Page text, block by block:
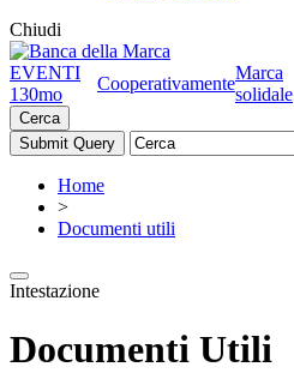
Chiudi
EVENTI
130mo
Cooperativamente
Marca
solidale
Cerca
Home
>
Documenti utili
Intestazione
Documenti Utili